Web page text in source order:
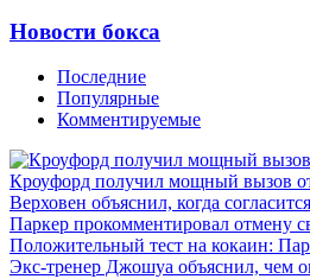
Новости бокса
Последние
Популярные
Комментируемые
Кроуфорд получил мощный вызов
Верховен объяснил, когда
Паркер прокомментировал отмену
Положительный тест на кокаин:
Экс-тренер Джошуа объяснил, чем